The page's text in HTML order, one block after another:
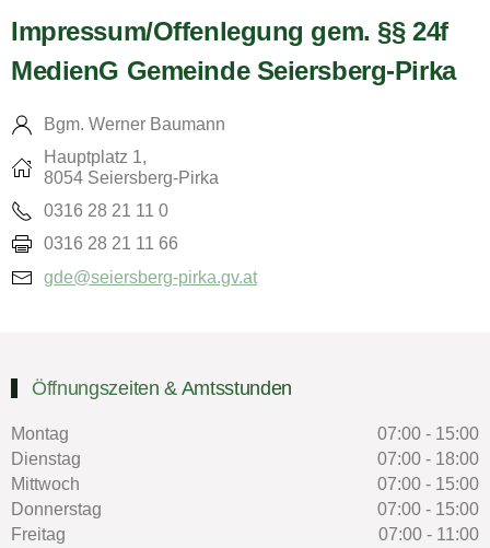
Impressum/Offenlegung gem. §§ 24f
MedienG Gemeinde Seiersberg-Pirka
Bgm. Werner Baumann
Hauptplatz 1,
8054 Seiersberg-Pirka
0316 28 21 11 0
0316 28 21 11 66
gde@seiersberg-pirka.gv.at
Öffnungszeiten & Amtsstunden
Montag
07:00 - 15:00
Dienstag
07:00 - 18:00
Mittwoch
07:00 - 15:00
Donnerstag
07:00 - 15:00
Freitag
07:00 - 11:00